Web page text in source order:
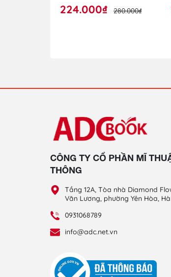
224.000₫ 280.000₫
CÔNG TY CỔ PHẦN MĨ
THÔNG
Tầng 12A, Tòa nhà Diamond
Văn Lương, phường Yên Hòa,
0931068789
info@adc.net.vn